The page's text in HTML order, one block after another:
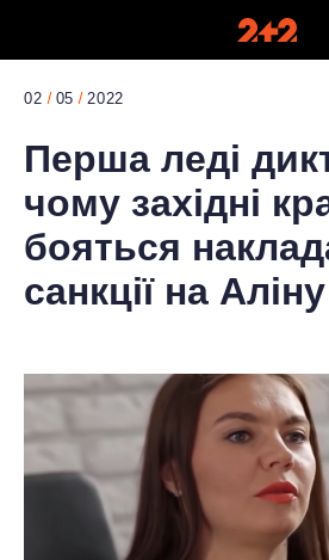
02 05 2022
Перша леді
чому західні
бояться
санкції на